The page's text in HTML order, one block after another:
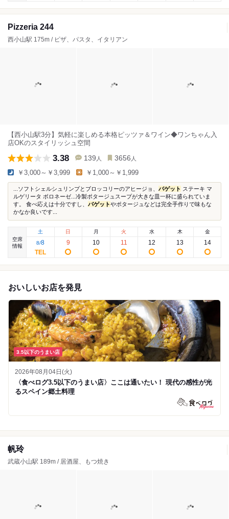
Pizzeria 244
西小山駅 175m / ピザ、パスタ、イタリアン
【西小山駅3分】気軽に楽しめる本格ピッツァ＆ワイン◆ワンちゃん入
店OKのスタイリッシュ空間
3.38 139 人 3656 人
￥3,000～￥3,999 ￥1,000～￥1,999
...ソフトシェルシュリンプとブロッコリーのアヒージョ、 バゲット ステーキ マ
ルゲリータ ボロネーゼ...冷製ポタージュスープが大きな皿一杯に盛られていま
す。 食べ応えは十分ですし、 バゲットやポタージュなどは完全手作りで味もな
かなか良いです...
空席
情報
土
8/8
日
9
月
10
火
11
水
12
木
13
金
14
おいしいお店を発見
3.5以下のうまい店
2026年08月04日(火)
〈食べログ3.5以下のうまい店〉ここは通いたい！ 現代の感性が光
るスペイン郷土料理
帆玲
武蔵小山駅 189m / 居酒屋、もつ焼き